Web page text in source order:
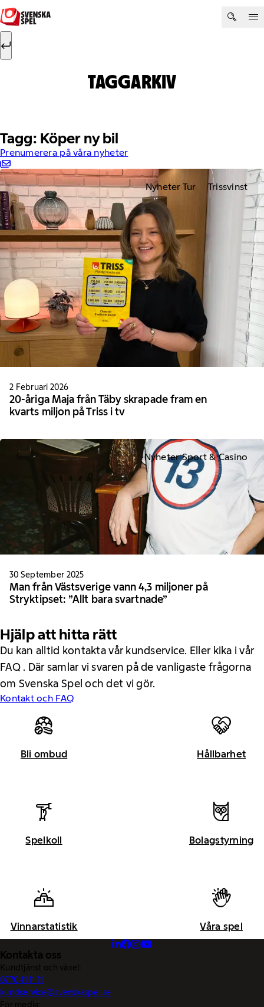
Hoppa till innehåll
Sök efter:
TAGGARKIV
Tagg: Köper ny bil
Prenumerera på våra nyheter
Nyheter Tur Trissvinst
2 Februari 2026
20-åriga Maja från Täby skrapade fram en
kvarts miljon på Triss i tv
Nyheter Sport & Casino
30 September 2025
Man från Västsverige vann 4,3 miljoner på
Stryktipset: ”Allt bara svartnade”
Hjälp att hitta rätt
Du kan alltid kontakta vår kundservice. Eller kika i vår
FAQ . Där samlar vi svaren på de vanligaste frågorna
om Svenska Spel och det vi gör.
Kontakt och FAQ
Bli ombud Hållbarhet
Spelkoll Bolagstyrning
Vinnarstatistik Våra spel
Kontakta oss
Kundtjänst och växel:
0770-11 11 11
kundservice@svenskaspel.se